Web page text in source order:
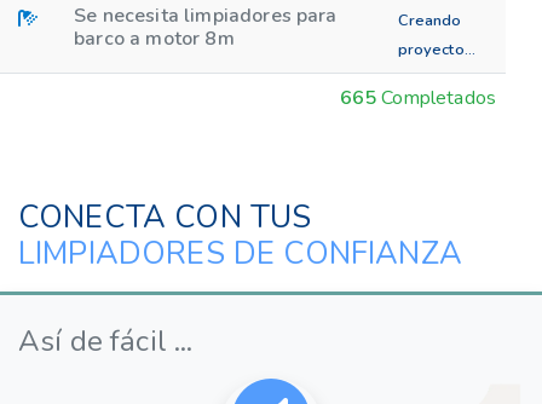
Se necesita limpiadores para
barco a motor 8m
Creando
proyecto...
665Completados
CONECTA CON TUS
LIMPIADORES DE CONFIANZA
Así de fácil ...